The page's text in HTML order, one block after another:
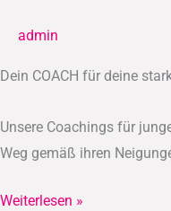
admin
Dein COACH für deine
Unsere Coachings für
Weg gemäß ihren
Weiterlesen »